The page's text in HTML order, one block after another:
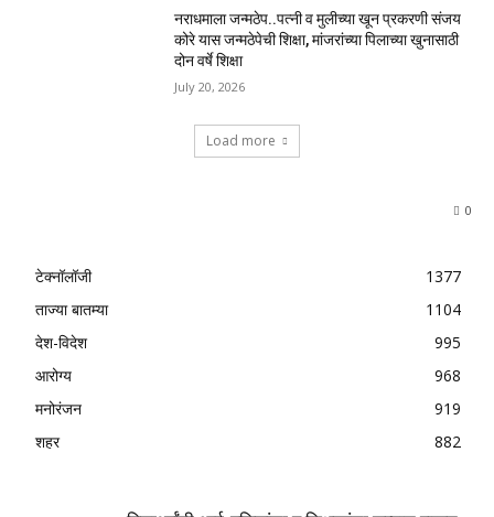
नराधमाला जन्मठेप..पत्नी व मुलीच्या खून प्रकरणी संजय
कोरे यास जन्मठेपेची शिक्षा, मांजरांच्या पिलाच्या खुनासाठी
दोन वर्षे शिक्षा
July 20, 2026
Load more
0
टेक्नॉलॉजी
1377
ताज्या बातम्या
1104
देश-विदेश
995
आरोग्य
968
मनोरंजन
919
शहर
882